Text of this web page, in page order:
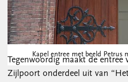
Kapel entree met beeld Petrus
Tegenwoordig maakt de entree
Zijlpoort onderdeel uit van